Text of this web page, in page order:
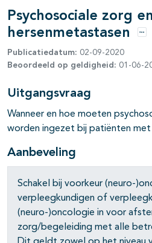
Psychosociale zorg
hersenmetastasen
Publicatiedatum: 02-09-2020
Beoordeeld op geldigheid: 01-06-
Uitgangsvraag
Wanneer en hoe moeten
worden ingezet bij patiënten met
Aanbeveling
Schakel bij voorkeur (neuro-
verpleegkundigen of
(neuro-)oncologie in voor
zorg/begeleiding met alle